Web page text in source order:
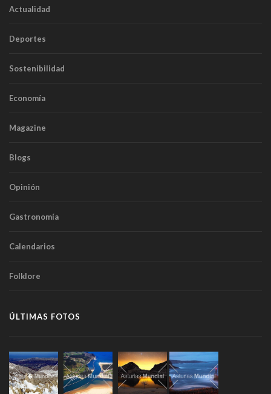
Actualidad
Deportes
Sostenibilidad
Economía
Magazine
Blogs
Opinión
Gastronomía
Calendarios
Folklore
ÚLTIMAS FOTOS